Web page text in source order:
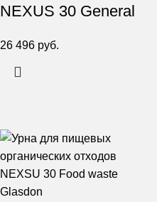
NEXUS 30 General
26 496 руб.